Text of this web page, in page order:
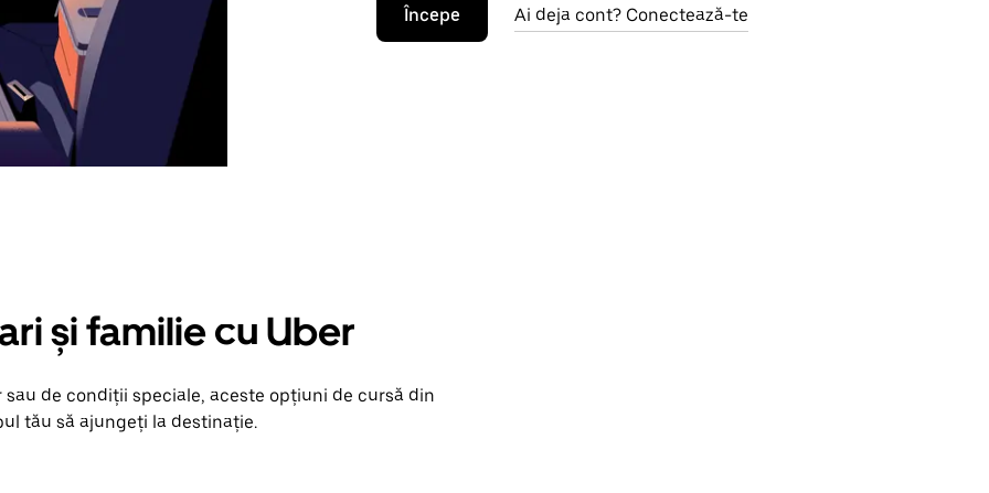
Începe Ai deja cont? Conectează-te
și familie cu Uber
de condiții speciale, aceste opțiuni de cursă din
tău să ajungeți la destinație.